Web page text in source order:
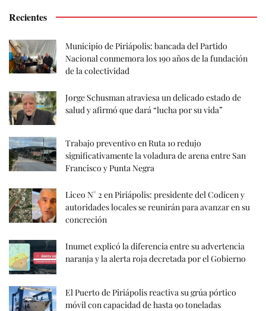
Recientes
Municipio de Piriápolis: bancada del Partido
Nacional conmemora los 190 años de la fundación
de la colectividad
Jorge Schusman atraviesa un delicado estado de
salud y afirmó que dará “lucha por su vida”
Trabajo preventivo en Ruta 10 redujo
significativamente la voladura de arena entre San
Francisco y Punta Negra
Liceo N° 2 en Piriápolis: presidente del Codicen y
autoridades locales se reunirán para avanzar en su
concreción
Inumet explicó la diferencia entre su advertencia
naranja y la alerta roja decretada por el Gobierno
El Puerto de Piriápolis reactiva su grúa pórtico
móvil con capacidad de hasta 90 toneladas